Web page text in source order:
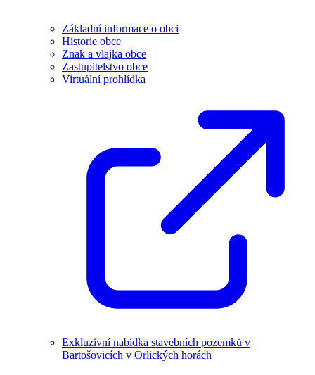
Základní informace o obci
Historie obce
Znak a vlajka obce
Zastupitelstvo obce
Virtuální prohlídka
Exkluzivní nabídka stavebních pozemků v
Bartošovicích v Orlických horách